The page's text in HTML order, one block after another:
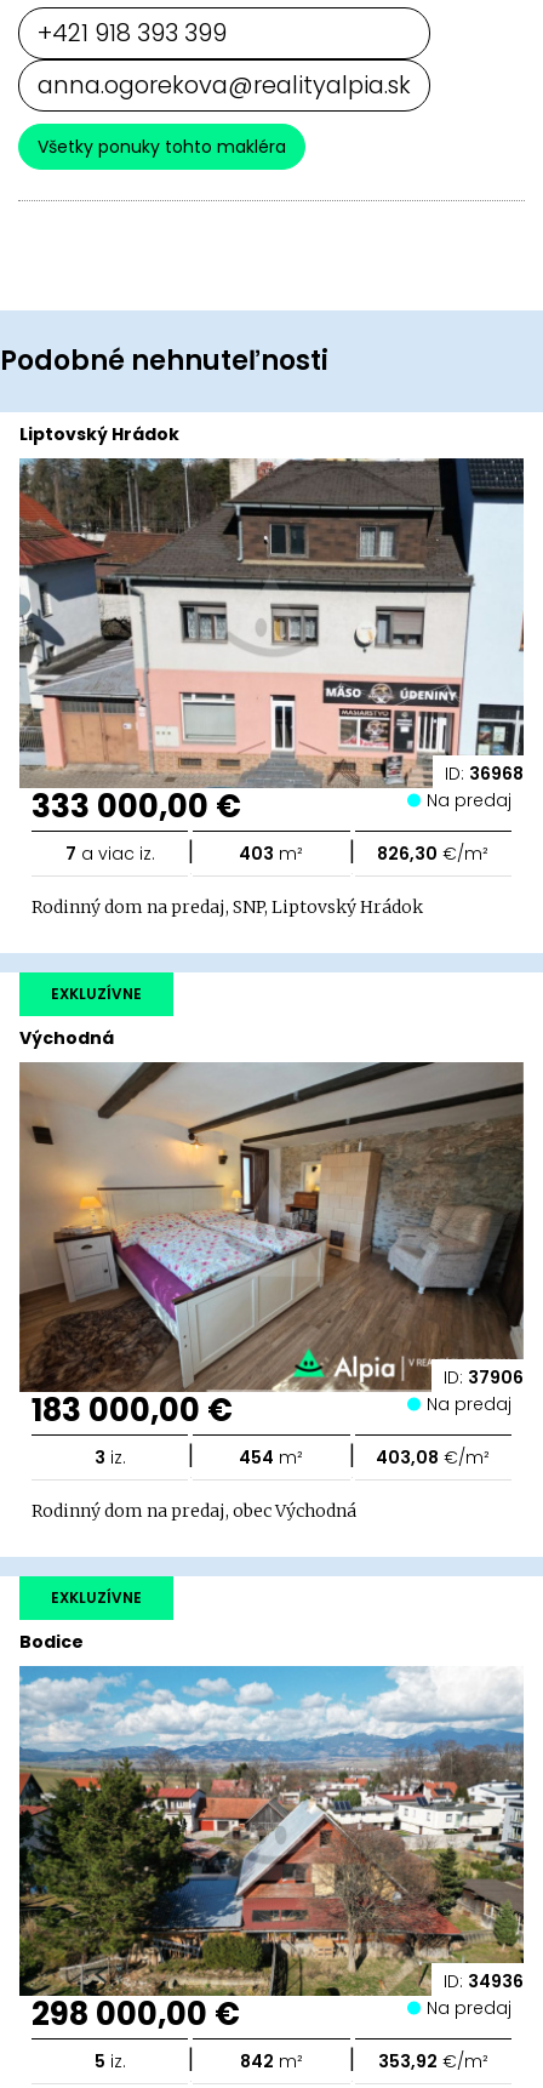
+421 918 393 399
anna.ogorekova@realityalpia.sk
Všetky ponuky tohto makléra
Podobné nehnuteľnosti
ID: 36968
Liptovský Hrádok
333 000,00 € Na predaj
7 a viac iz. | 403 m² | 826,30 €/m²
Rodinný dom na predaj, SNP, Liptovský Hrádok
ID: 37906
Východná
EXKLUZÍVNE
183 000,00 € Na predaj
3 iz. | 454 m² | 403,08 €/m²
Rodinný dom na predaj, obec Východná
ID: 34936
Bodice
EXKLUZÍVNE
298 000,00 € Na predaj
5 iz. | 842 m² | 353,92 €/m²